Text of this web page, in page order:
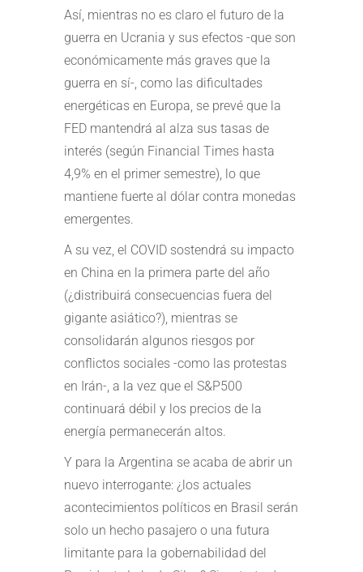
Así, mientras no es claro el futuro de la
guerra en Ucrania y sus efectos -que son
económicamente más graves que la
guerra en sí-, como las dificultades
energéticas en Europa, se prevé que la
FED mantendrá al alza sus tasas de
interés (según Financial Times hasta
4,9% en el primer semestre), lo que
mantiene fuerte al dólar contra monedas
emergentes.
A su vez, el COVID sostendrá su impacto
en China en la primera parte del año
(¿distribuirá consecuencias fuera del
gigante asiático?), mientras se
consolidarán algunos riesgos por
conflictos sociales -como las protestas
en Irán-, a la vez que el S&P500
continuará débil y los precios de la
energía permanecerán altos.
Y para la Argentina se acaba de abrir un
nuevo interrogante: ¿los actuales
acontecimientos políticos en Brasil serán
solo un hecho pasajero o una futura
limitante para la gobernabilidad del